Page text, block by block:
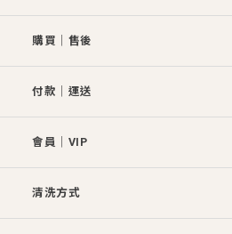
購買│售後
付款│運送
會員│VIP
清洗方式